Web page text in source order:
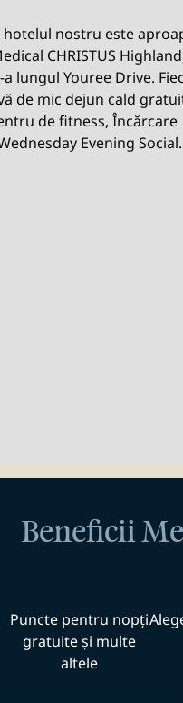
nostru este
CHRISTUS
lungul Youree Drive.
de mic dejun cald
de fitness, Încărcare
Evening Social.
Beneficii
Puncte pentru nopți
gratuite și multe
altele